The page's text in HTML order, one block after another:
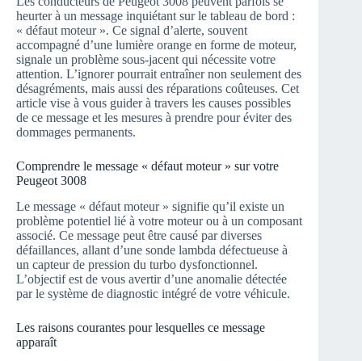
heurter à un message inquiétant sur le tableau de bord :
« défaut moteur ». Ce signal d’alerte, souvent
accompagné d’une lumière orange en forme de moteur,
signale un problème sous-jacent qui nécessite votre
attention. L’ignorer pourrait entraîner non seulement des
désagréments, mais aussi des réparations coûteuses. Cet
article vise à vous guider à travers les causes possibles
de ce message et les mesures à prendre pour éviter des
dommages permanents.
Comprendre le message « défaut moteur » sur votre
Peugeot 3008
Le message « défaut moteur » signifie qu’il existe un
problème potentiel lié à votre moteur ou à un composant
associé. Ce message peut être causé par diverses
défaillances, allant d’une sonde lambda défectueuse à
un capteur de pression du turbo dysfonctionnel.
L’objectif est de vous avertir d’une anomalie détectée
par le système de diagnostic intégré de votre véhicule.
Les raisons courantes pour lesquelles ce message
apparaît